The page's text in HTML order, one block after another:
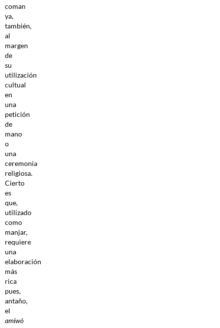
coman
ya,
también,
al
margen
de
su
utilización
cultual
en
una
petición
de
mano
o
una
ceremonia
religiosa.
Cierto
es
que,
utilizado
como
manjar,
requiere
una
elaboración
más
rica
pues,
antaño,
el
amiwó